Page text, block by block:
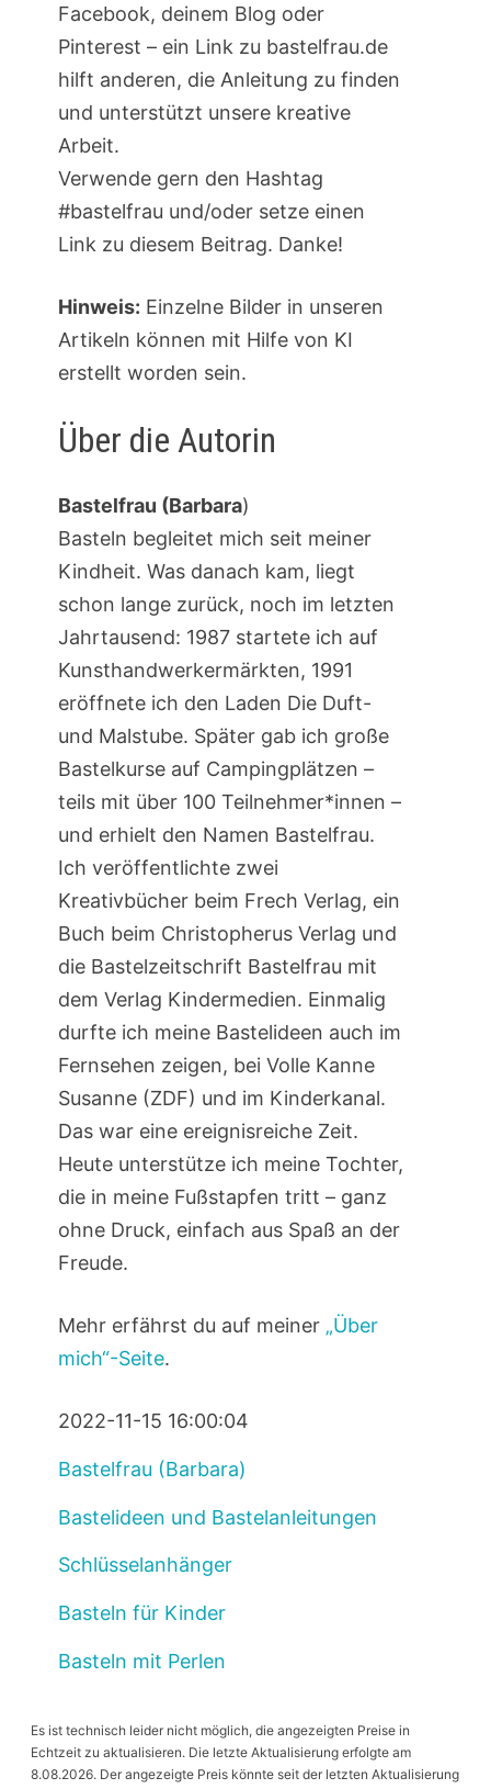
Facebook, deinem Blog oder
Pinterest – ein Link zu bastelfrau.de
hilft anderen, die Anleitung zu finden
und unterstützt unsere kreative
Arbeit.
Verwende gern den Hashtag
#bastelfrau und/oder setze einen
Link zu diesem Beitrag. Danke!
Hinweis: Einzelne Bilder in unseren
Artikeln können mit Hilfe von KI
erstellt worden sein.
Über die Autorin
Bastelfrau (Barbara)
Basteln begleitet mich seit meiner
Kindheit. Was danach kam, liegt
schon lange zurück, noch im letzten
Jahrtausend: 1987 startete ich auf
Kunsthandwerkermärkten, 1991
eröffnete ich den Laden Die Duft-
und Malstube. Später gab ich große
Bastelkurse auf Campingplätzen –
teils mit über 100 Teilnehmer*innen –
und erhielt den Namen Bastelfrau.
Ich veröffentlichte zwei
Kreativbücher beim Frech Verlag, ein
Buch beim Christopherus Verlag und
die Bastelzeitschrift Bastelfrau mit
dem Verlag Kindermedien. Einmalig
durfte ich meine Bastelideen auch im
Fernsehen zeigen, bei Volle Kanne
Susanne (ZDF) und im Kinderkanal.
Das war eine ereignisreiche Zeit.
Heute unterstütze ich meine Tochter,
die in meine Fußstapfen tritt – ganz
ohne Druck, einfach aus Spaß an der
Freude.
Mehr erfährst du auf meiner „Über
mich“-Seite.
2022-11-15 16:00:04
Bastelfrau (Barbara)
Bastelideen und Bastelanleitungen
Schlüsselanhänger
Basteln für Kinder
Basteln mit Perlen
Es ist technisch leider nicht möglich, die angezeigten Preise in
Echtzeit zu aktualisieren. Die letzte Aktualisierung erfolgte am
8.08.2026. Der angezeigte Preis könnte seit der letzten Aktualisierung